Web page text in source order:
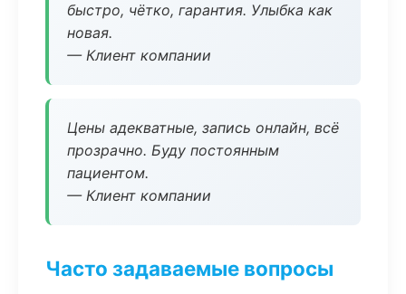
быстро, чётко, гарантия. Улыбка как
новая.
— Клиент компании
Цены адекватные, запись онлайн, всё
прозрачно. Буду постоянным
пациентом.
— Клиент компании
Часто задаваемые вопросы